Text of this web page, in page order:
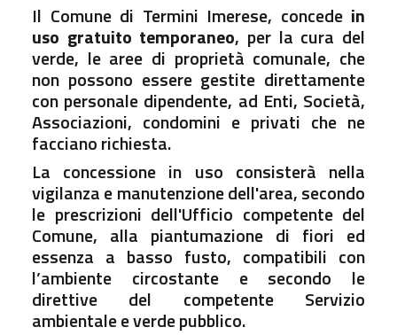
Il Comune di Termini Imerese, concede in
uso gratuito temporaneo, per la cura del
verde, le aree di proprietà comunale, che
non possono essere gestite direttamente
con personale dipendente, ad Enti, Società,
Associazioni, condomini e privati che ne
facciano richiesta.
La concessione in uso consisterà nella
vigilanza e manutenzione dell'area, secondo
le prescrizioni dell'Ufficio competente del
Comune, alla piantumazione di fiori ed
essenza a basso fusto, compatibili con
l’ambiente circostante e secondo le
direttive del competente Servizio
ambientale e verde pubblico.